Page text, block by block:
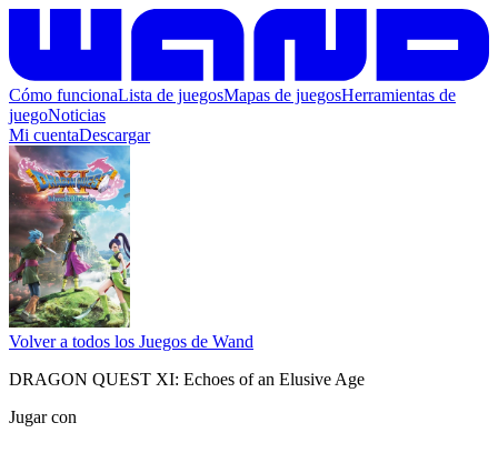
Cómo funcionaLista de juegosMapas de juegosHerramientas de
juegoNoticias
Mi cuentaDescargar
Volver a todos los Juegos de Wand
DRAGON QUEST XI: Echoes of an Elusive Age
Jugar con